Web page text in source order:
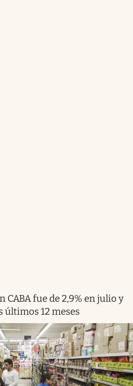
CABA fue de 2,9% en julio y
últimos 12 meses